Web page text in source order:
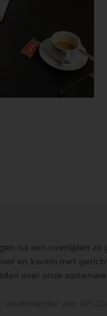
na een overlijden
en kwam met
over onze